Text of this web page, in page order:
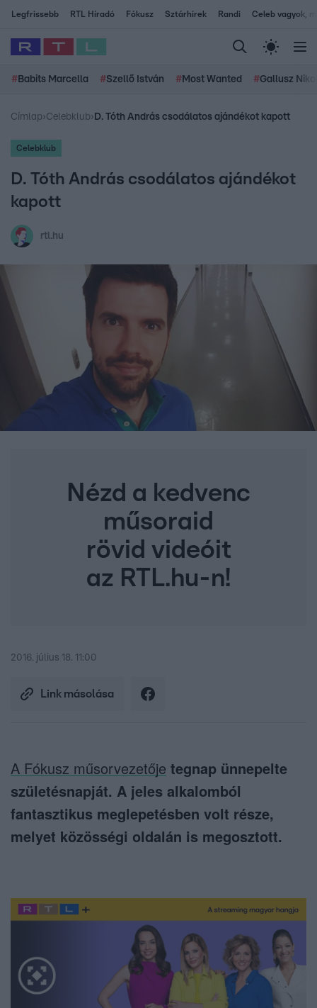
Legfrissebb RTL Híradó Fókusz Sztárhírek Randi Celeb vagyok,
# Babits Marcella #Szellő István # Most Wanted #Gallusz
Címlap›Celebklub› D. Tóth András csodálatos ajándékot kapott
Celebklub
D. Tóth András csodálatos ajándékot
kapott
rtl.hu
Nézd a kedvenc
műsoraid
rövid videóit
az RTL.hu-n!
2016. július 18. 11:00
Link másolása
A Fókusz műsorvezetője tegnap ünnepelte
születésnapját. A jeles alkalomból
fantasztikus meglepetésben volt része,
melyet közösségi oldalán is megosztott.